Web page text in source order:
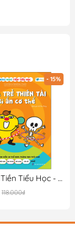
- 15%
Wiki Wiki Tiền Tiểu Học - Đứa Trẻ Thiên Tài - Bí Ẩn Cơ Thể
118.000₫